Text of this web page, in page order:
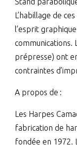
L’habillage de
l’esprit
communications.
prépresse) ont
contraintes
A propos de :
Les Harpes
fabrication de
fondée en 1972.